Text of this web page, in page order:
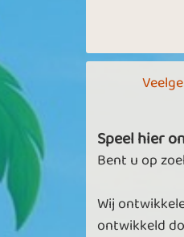
Speel hier
Bent u op
Wij
ontwikkeld